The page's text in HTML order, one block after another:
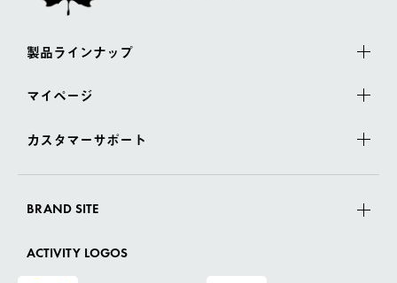
製品ラインナップ
マイページ
カスタマーサポート
BRAND SITE
ACTIVITY LOGOS